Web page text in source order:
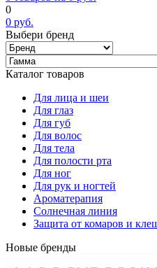
0
0 руб.
Выбери бренд
Каталог товаров
Для лица и шеи
Для глаз
Для губ
Для волос
Для тела
Для полости рта
Для ног
Для рук и ногтей
Ароматерапия
Солнечная линия
Защита от комаров и
Новые бренды